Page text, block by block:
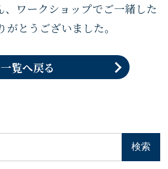
、ワークショップでご一緒した
とうございました。
一覧へ戻る